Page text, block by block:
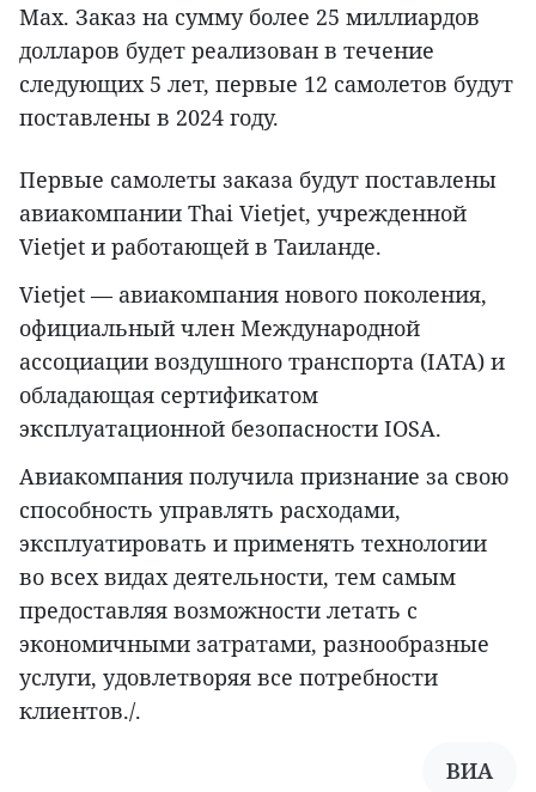
Max. Заказ на сумму более 25 миллиардов
долларов будет реализован в течение
следующих 5 лет, первые 12 самолетов будут
поставлены в 2024 году.
Первые самолеты заказа будут поставлены
авиакомпании Thai Vietjet, учрежденной
Vietjet и работающей в Таиланде.
Vietjet — авиакомпания нового поколения,
официальный член Международной
ассоциации воздушного транспорта (IATA) и
обладающая сертификатом
эксплуатационной безопасности IOSA.
Авиакомпания получила признание за свою
способность управлять расходами,
эксплуатировать и применять технологии
во всех видах деятельности, тем самым
предоставляя возможности летать с
экономичными затратами, разнообразные
услуги, удовлетворяя все потребности
клиентов./.
ВИА